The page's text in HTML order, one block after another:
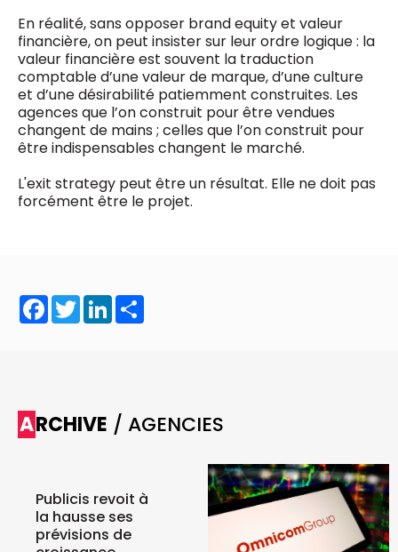
En réalité, sans opposer brand equity et valeur
financière, on peut insister sur leur ordre logique : la
valeur financière est souvent la traduction
comptable d’une valeur de marque, d’une culture
et d’une désirabilité patiemment construites. Les
agences que l’on construit pour être vendues
changent de mains ; celles que l’on construit pour
être indispensables changent le marché.
L'exit strategy peut être un résultat. Elle ne doit pas
forcément être le projet.
Facebook
TwitterLinkedIn
ARCHIVE / AGENCIES
Publicis revoit à
la hausse ses
prévisions de